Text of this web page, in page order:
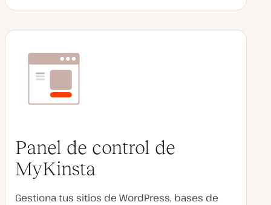
Panel de control de
MyKinsta
Gestiona tus sitios de WordPress, bases de